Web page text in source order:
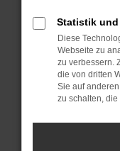
Manche
können das
verhindern.
anderen
Fenster?
Das kann
Probleme zu
Statistik
Diese
Webseite zu
zu verbessern.
die von dritten
Sie auf
zu schalten,